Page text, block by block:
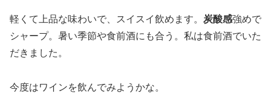
軽くて上品な味わいで、スイスイ飲めます。 炭酸感強めで
シャープ。暑い季節や食前酒にも合う。私は食前酒でいた
だきました。
今度はワインを飲んでみようかな。